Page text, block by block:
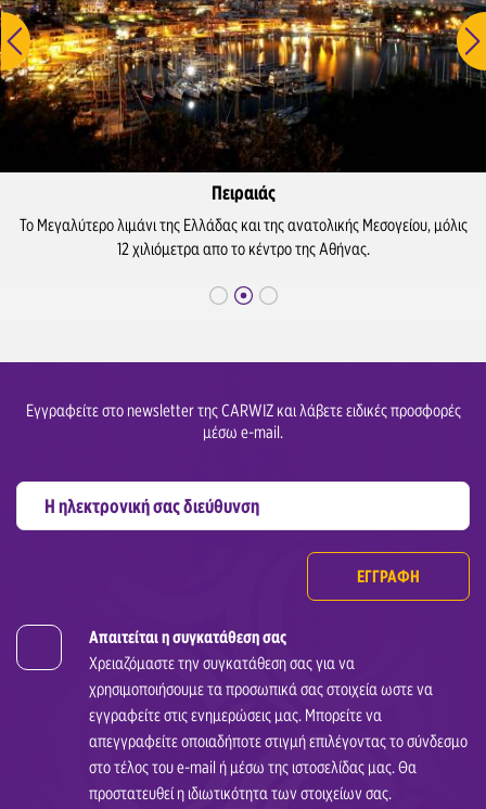
Πειραιάς
Το Μεγαλύτερο λιμάνι της Ελλάδας και της ανατολικής Μεσογείου, μόλις
12 χιλιόμετρα απο το κέντρο της Αθήνας.
Εγγραφείτε στο newsletter της CARWIZ και λάβετε ειδικές προσφορές
μέσω e-mail.
ΕΓΓΡΑΦΗ
Απαιτείται η συγκατάθεση σας
Χρειαζόμαστε την συγκατάθεση σας για να
χρησιμοποιήσουμε τα προσωπικά σας στοιχεία ωστε να
εγγραφείτε στις ενημερώσεις μας. Μπορείτε να
απεγγραφείτε οποιαδήποτε στιγμή επιλέγοντας το σύνδεσμο
στο τέλος του e-mail ή μέσω της ιστοσελίδας μας. Θα
προστατευθεί η ιδιωτικότητα των στοιχείων σας.